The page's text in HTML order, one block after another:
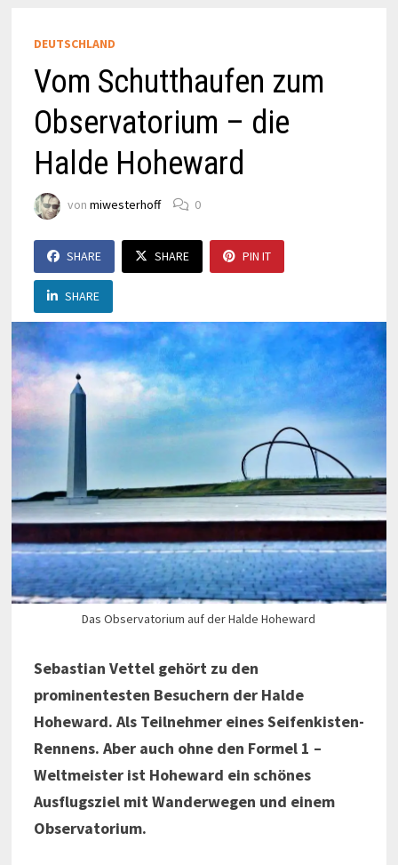
DEUTSCHLAND
Vom Schutthaufen zum
Observatorium – die
Halde Hoheward
von miwesterhoff 0
SHARE SHARE PIN IT
SHARE
Das Observatorium auf der Halde Hoheward
Sebastian Vettel gehört zu den
prominentesten Besuchern der Halde
Hoheward. Als Teilnehmer eines Seifenkisten-
Rennens. Aber auch ohne den Formel 1 –
Weltmeister ist Hoheward ein schönes
Ausflugsziel mit Wanderwegen und einem
Observatorium.